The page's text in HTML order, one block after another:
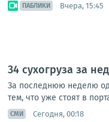
ПАБЛИКИ Вчера, 15:45
34 сухогруза за
За последнюю неделю
тем, что уже стоят в
СМИ Сегодня, 00:18